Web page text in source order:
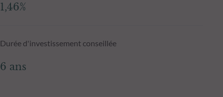
1,46%
Durée d'investissement conseillée
6 ans